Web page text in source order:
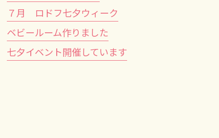
７月 ロドフ七夕ウィーク
ベビールーム作りました
七夕イベント開催しています